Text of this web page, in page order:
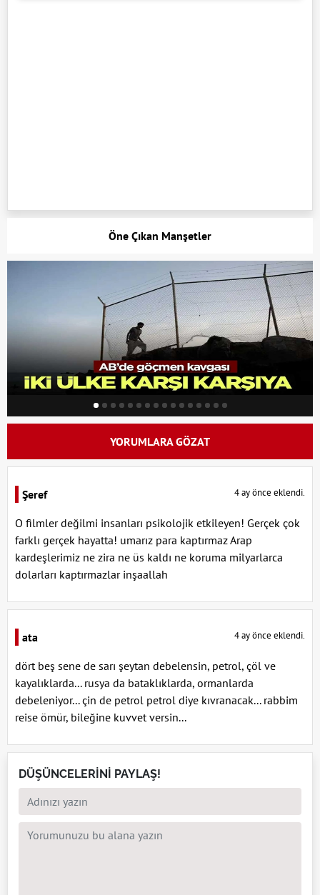
Öne Çıkan Manşetler
YORUMLARA GÖZAT
Şeref 4 ay önce eklendi.
O filmler değilmi insanları psikolojik etkileyen! Gerçek çok
farklı gerçek hayatta! umarız para kaptırmaz Arap
kardeşlerimiz ne zira ne üs kaldı ne koruma milyarlarca
dolarları kaptırmazlar inşaallah
ata 4 ay önce eklendi.
dört beş sene de sarı şeytan debelensin, petrol, çöl ve
kayalıklarda... rusya da bataklıklarda, ormanlarda
debeleniyor... çin de petrol petrol diye kıvranacak... rabbim
reise ömür, bileğine kuvvet versin...
DÜŞÜNCELERİNİ PAYLAŞ!